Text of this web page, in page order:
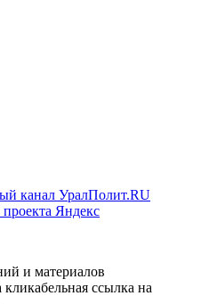
канал УралПолит.RU
Яндекс
и материалов
ссылка на